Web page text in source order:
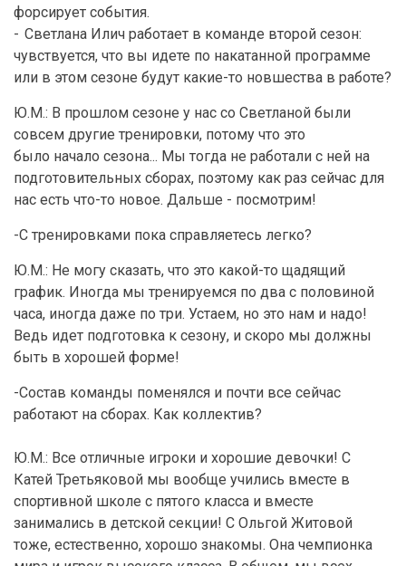
форсирует события.
- Светлана Илич работает в команде второй сезон:
чувствуется, что вы идете по накатанной программе
или в этом сезоне будут какие-то новшества в работе?
Ю.М.: В прошлом сезоне у нас со Светланой были
совсем другие тренировки, потому что это
было начало сезона... Мы тогда не работали с ней на
подготовительных сборах, поэтому как раз сейчас для
нас есть что-то новое. Дальше - посмотрим!
-С тренировками пока справляетесь легко?
Ю.М.: Не могу сказать, что это какой-то щадящий
график. Иногда мы тренируемся по два с половиной
часа, иногда даже по три. Устаем, но это нам и надо!
Ведь идет подготовка к сезону, и скоро мы должны
быть в хорошей форме!
-Состав команды поменялся и почти все сейчас
работают на сборах. Как коллектив?
Ю.М.: Все отличные игроки и хорошие девочки! С
Катей Третьяковой мы вообще учились вместе в
спортивной школе с пятого класса и вместе
занимались в детской секции! С Ольгой Житовой
тоже, естественно, хорошо знакомы. Она чемпионка